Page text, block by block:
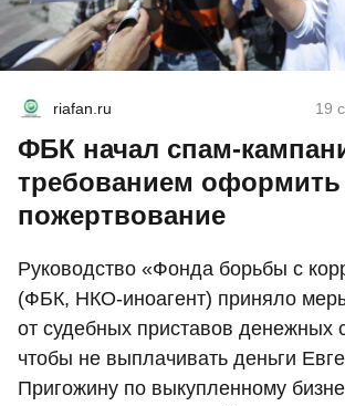
riafan.ru 19
ФБК начал спам-
требованием оформить
пожертвование
Руководство «Фонда борьбы с
(ФБК, НКО-иноагент) приняло
от судебных приставов денежных
чтобы не выплачивать деньги
Пригожину по выкупленному